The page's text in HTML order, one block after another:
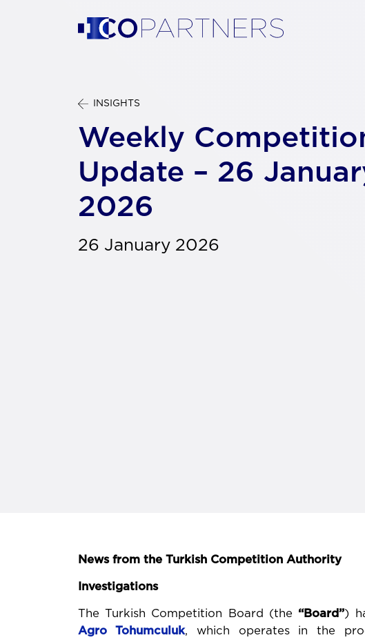
INSIGHTS
Weekly
Update – 26
2026
26 January 2026
News from the Turkish Competition Authority
Investigations
The Turkish Competition Board (the “Board”)
Agro
Tohumculuk, which operates in the